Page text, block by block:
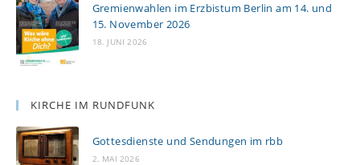
Gremienwahlen im Erzbistum Berlin am 14. und
15. November 2026
18. JUNI 2026
KIRCHE IM RUNDFUNK
Gottesdienste und Sendungen im rbb
2. MAI 2026